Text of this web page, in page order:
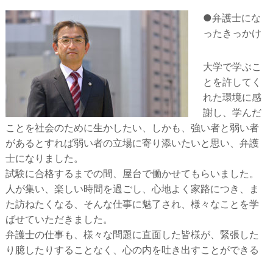
●弁護士にな
ったきっかけ
大学で学ぶこ
とを許してく
れた環境に感
謝し、学んだ
ことを社会のために生かしたい、しかも、強い者と弱い者
があるとすれば弱い者の立場に寄り添いたいと思い、弁護
士になりました。
試験に合格するまでの間、屋台で働かせてもらいました。
人が集い、楽しい時間を過ごし、心地よく家路につき、ま
た訪ねたくなる、そんな仕事に魅了され、様々なことを学
ばせていただきました。
弁護士の仕事も、様々な問題に直面した皆様が、緊張した
り臆したりすることなく、心の内を吐き出すことができる